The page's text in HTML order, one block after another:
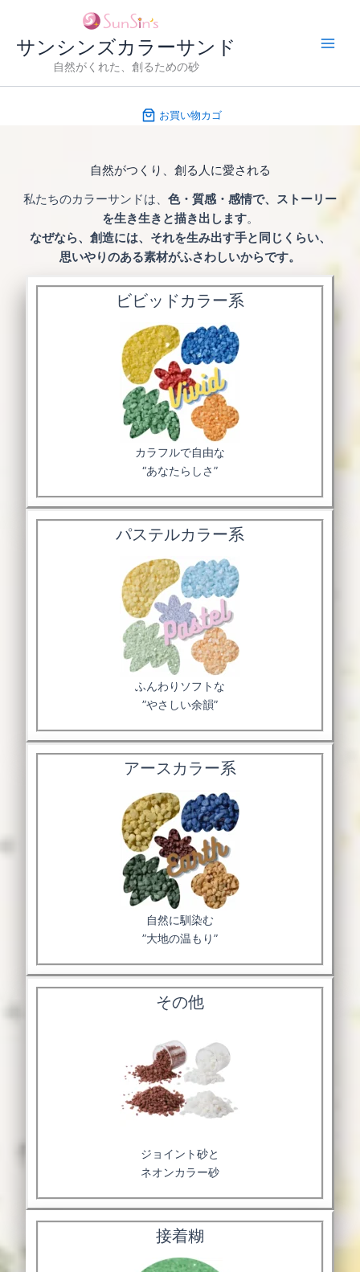
キ
サンシンズカラーサンド
自然がくれた、創るための砂
お買い物カゴ
自然がつくり、創る人に愛される
私たちのカラーサンドは、 色・質感・感情で、ストーリー
を生き生きと描き出します。
なぜなら、創造には、それを生み出す手と同じくらい、
思いやりのある素材がふさわしいからです。
ビビッドカラー系
カラフルで自由な
“あなたらしさ”
パステルカラー系
ふんわりソフトな
”やさしい余韻”
アースカラー系
自然に馴染む
”大地の温もり”
その他
ジョイント砂と
ネオンカラー砂
接着糊